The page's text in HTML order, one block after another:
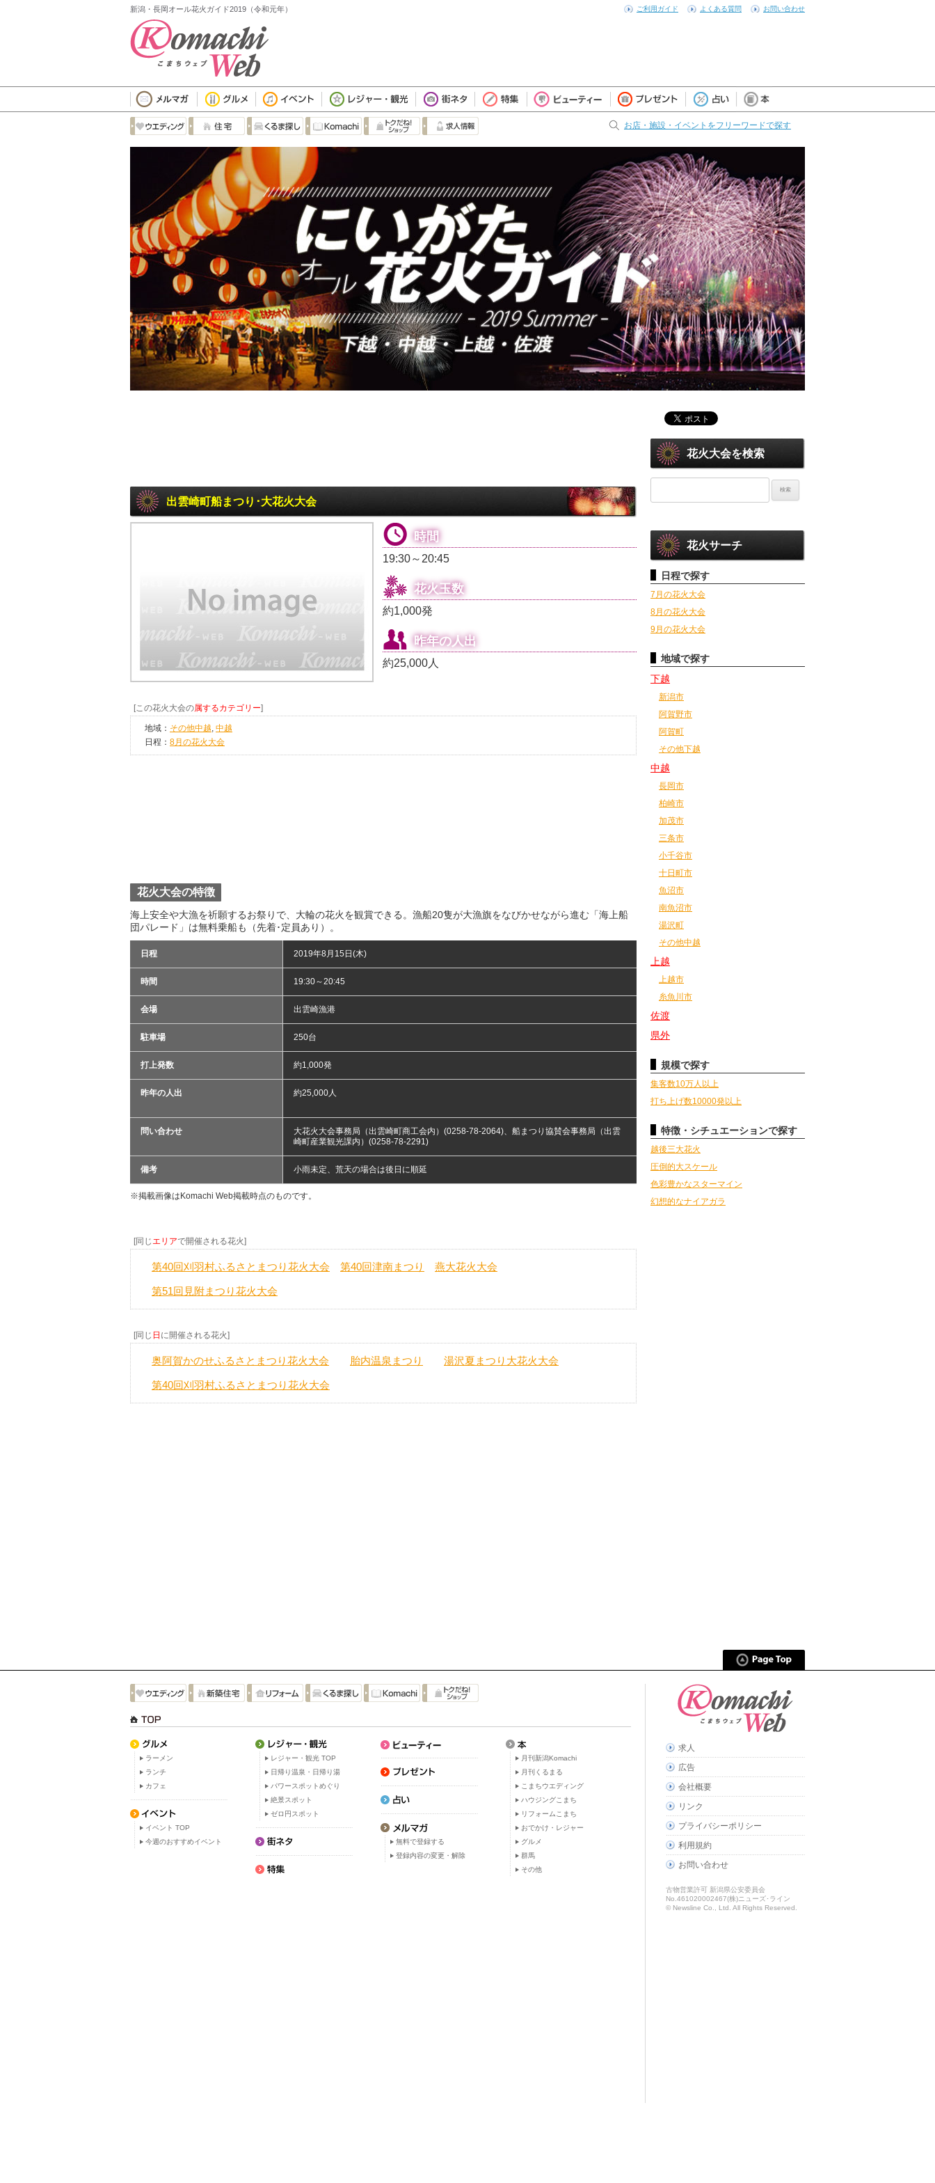
新潟・長岡オール花火ガイド2019（令和元年） ご利用ガイド よくある質問 お問い合わせ
お店・施設・イベントをフリーワードで探す
出雲崎町船まつり･大花火大会
時間
19:30～20:45
花火玉数
約1,000発
昨年の人出
約25,000人
[この花火大会の属するカテゴリー]
地域： その他中越, 中越
日程： 8月の花火大会
花火大会の特徴
海上安全や大漁を祈願するお祭りで、大輪の花火を観賞できる。漁船20隻が大漁旗をなびかせながら進む「海上船
団パレード」は無料乗船も（先着･定員あり）。
日程 2019年8月15日(木)
時間 19:30～20:45
会場 出雲崎漁港
駐車場 250台
打上発数 約1,000発
昨年の人出 約25,000人
問い合わせ
大花火大会事務局（出雲崎町商工会内）(0258-78-2064)、船まつり協賛会事務局（出雲
崎町産業観光課内）(0258-78-2291)
備考 小雨未定、荒天の場合は後日に順延
※掲載画像はKomachi Web掲載時点のものです。
[同じエリアで開催される花火]
第40回刈羽村ふるさとまつり花火大会 第40回津南まつり 燕大花火大会
第51回見附まつり花火大会
[同じ 日 に開催される花火]
奥阿賀かのせふるさとまつり花火大会 胎内温泉まつり 湯沢夏まつり大花火大会
第40回刈羽村ふるさとまつり花火大会
花火大会を検索
花火サーチ
日程で探す
7月の花火大会
8月の花火大会
9月の花火大会
地域で探す
下越
新潟市
阿賀野市
阿賀町
その他下越
中越
長岡市
柏崎市
加茂市
三条市
小千谷市
十日町市
魚沼市
南魚沼市
湯沢町
その他中越
上越
上越市
糸魚川市
佐渡
県外
規模で探す
集客数10万人以上
打ち上げ数10000発以上
特徴・シチュエーションで探す
越後三大花火
圧倒的大スケール
色彩豊かなスターマイン
幻想的なナイアガラ
ラーメン
ランチ
カフェ
イベント TOP
今週のおすすめイベント
レジャー・観光 TOP
日帰り温泉・日帰り湯
パワースポットめぐり
絶景スポット
ゼロ円スポット
無料で登録する
登録内容の変更・解除
月刊新潟Komachi
月刊くるまる
こまちウエディング
ハウジングこまち
リフォームこまち
おでかけ・レジャー
グルメ
群馬
その他
求人
広告
会社概要
リンク
プライバシーポリシー
利用規約
お問い合わせ
古物営業許可 新潟県公安委員会
No.461020002467(株)ニューズ･ライン
© Newsline Co., Ltd. All Rights Reserved.